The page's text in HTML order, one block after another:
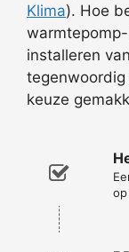
Klima). Hoe
installeren
keuze